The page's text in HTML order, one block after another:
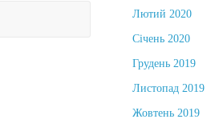
Лютий 2020
Січень 2020
Грудень 2019
Листопад 2019
Жовтень 2019